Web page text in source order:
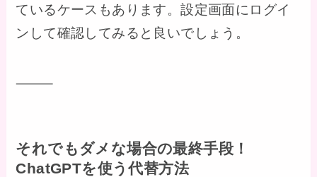
ているケースもあります。設定画面にログイ
ンして確認してみると良いでしょう。
⸻
それでもダメな場合の最終手段！
ChatGPTを使う代替方法